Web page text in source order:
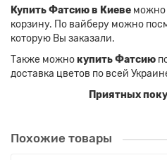
Купить Фатсию в Киеве можно
корзину. По вайберу можно
которую Вы заказали.
Также можнокупить Фатсию
доставка цветов по всей
Приятных
Похожие товары